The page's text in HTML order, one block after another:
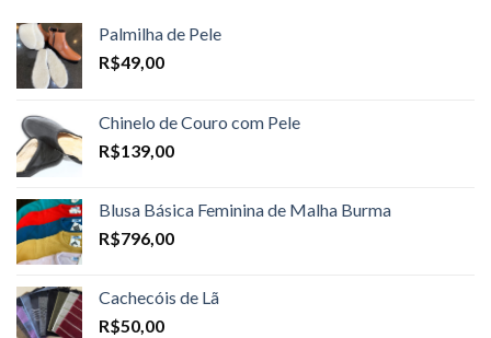
Palmilha de Pele
R$49,00
Chinelo de Couro com Pele
R$139,00
Blusa Básica Feminina de Malha Burma
R$796,00
Cachecóis de Lã
R$50,00